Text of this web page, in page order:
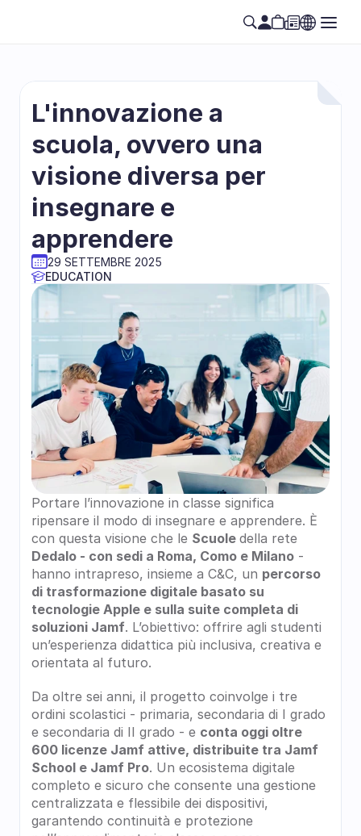
L'innovazione a
scuola, ovvero una
visione diversa per
insegnare e
apprendere
29 SETTEMBRE 2025
EDUCATION
Portare l’innovazione in classe significa
ripensare il modo di insegnare e apprendere. È
con questa visione che le Scuole della rete
Dedalo - con sedi a Roma, Como e Milano -
hanno intrapreso, insieme a C&C, un percorso
di trasformazione digitale basato su
tecnologie Apple e sulla suite completa di
soluzioni Jamf. L’obiettivo: offrire agli studenti
un’esperienza didattica più inclusiva, creativa e
orientata al futuro.
Da oltre sei anni, il progetto coinvolge i tre
ordini scolastici - primaria, secondaria di I grado
e secondaria di II grado - e conta oggi oltre
600 licenze Jamf attive, distribuite tra Jamf
School e Jamf Pro. Un ecosistema digitale
completo e sicuro che consente una gestione
centralizzata e flessibile dei dispositivi,
garantendo continuità e protezione